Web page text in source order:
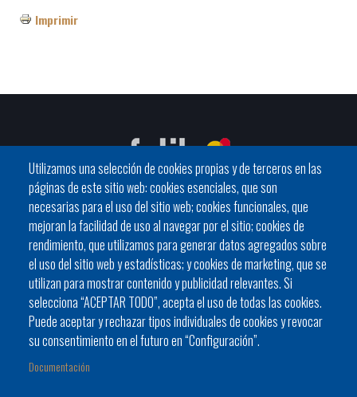
Imprimir
Utilizamos una selección de cookies propias y de terceros en las
páginas de este sitio web: cookies esenciales, que son
necesarias para el uso del sitio web; cookies funcionales, que
mejoran la facilidad de uso al navegar por el sitio; cookies de
rendimiento, que utilizamos para generar datos agregados sobre
el uso del sitio web y estadísticas; y cookies de marketing, que se
utilizan para mostrar contenido y publicidad relevantes. Si
selecciona “ACEPTAR TODO”, acepta el uso de todas las cookies.
Puede aceptar y rechazar tipos individuales de cookies y revocar
su consentimiento en el futuro en “Configuración”.
Documentación
C / General Riera, 111 07010 Palma
Phone 971 760911 - Fax 971 763102